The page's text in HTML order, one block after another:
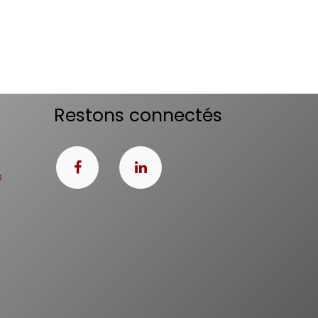
Restons connectés